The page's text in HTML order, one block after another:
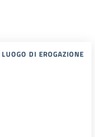
LUOGO DI EROGAZIONE